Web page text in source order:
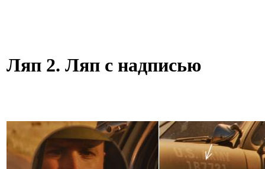
Ляп 2. Ляп с надписью